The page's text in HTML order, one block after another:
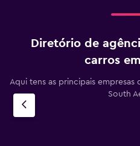
Diretório de
carros
Aqui tens as principais empresas
South